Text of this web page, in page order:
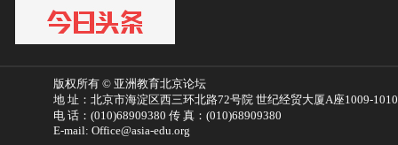
版权所有 © 亚洲教育北京论坛
地 址：北京市海淀区西三环北路72号院 世纪经贸大厦A座1009-
电 话：(010)68909380 传 真：(010)68909380
E-mail: Office@asia-edu.org